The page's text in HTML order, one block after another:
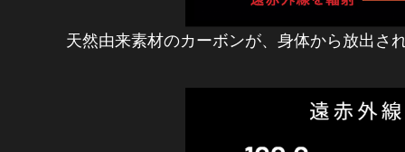
天然由来素材のカーボンが、身体から放出さ